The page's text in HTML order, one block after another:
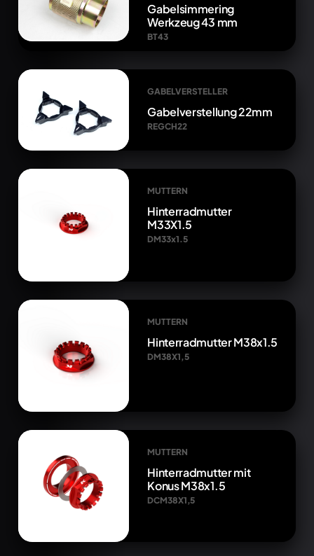
Gabelsimmering
Werkzeug 43 mm
BT43
GABELVERSTELLER
Gabelverstellung 22mm
REGCH22
MUTTERN
Hinterradmutter
M33X1.5
DM33x1.5
MUTTERN
Hinterradmutter M38x1.5
DM38X1,5
MUTTERN
Hinterradmutter mit
Konus M38x1.5
DCM38X1,5